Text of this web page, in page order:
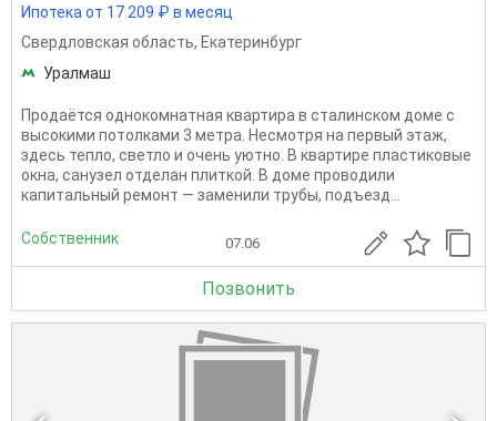
Ипотека от 17 209 ₽ в месяц
Свердловская область, Екатеринбург
Уралмаш
Продаётся однокомнатная квартира в сталинском доме с
высокими потолками 3 метра. Несмотря на первый этаж,
здесь тепло, светло и очень уютно. В квартире пластиковые
окна, санузел отделан плиткой. В доме проводили
капитальный ремонт — заменили трубы, подъезд...
Собственник 07.06
Позвонить